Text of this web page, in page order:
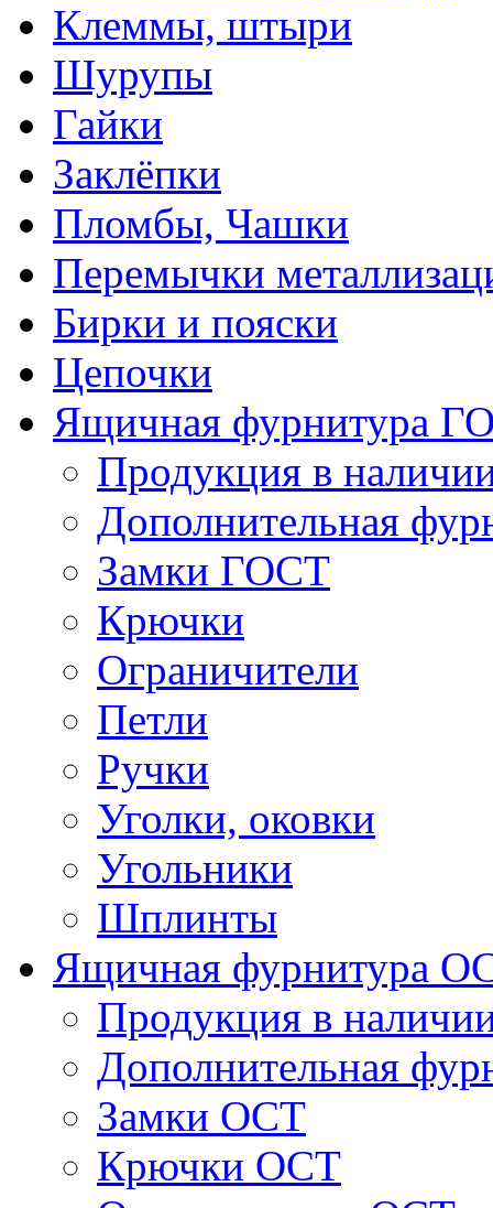
Клеммы, штыри
Шурупы
Гайки
Заклёпки
Пломбы, Чашки
Перемычки
Бирки и пояски
Цепочки
Ящичная фурнитура
Продукция в
Дополнительная
Замки ГОСТ
Крючки
Ограничители
Петли
Ручки
Уголки, оковки
Угольники
Шплинты
Ящичная фурнитура
Продукция в
Дополнительная
Замки ОСТ
Крючки ОСТ